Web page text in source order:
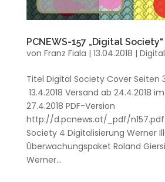
PCNEWS-157 „Digital Society“
von Franz Fiala | 13.04.2018 |
Titel Digital Society Cover Seiten
13.4.2018 Versand ab 24.4.2018
27.4.2018 PDF-Version
http://d.pcnews.at/_pdf/n157.pdf
Society 4 Digitalisierung Werner
Überwachungspaket Roland
Werner...